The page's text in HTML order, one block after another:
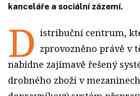
kanceláře a sociální zázemí.
D istribuční centrum,
zprovozněno právě v
nabídne zajímavě řešený
drobného zboží v